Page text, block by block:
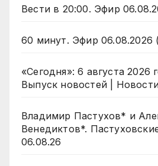
Вести в 20:00. Эфир
60 минут. Эфир 06.08.2026
«Сегодня»: 6 августа 2026
Выпуск новостей |
Владимир Пастухов* и
Венедиктов*.
06.08.26